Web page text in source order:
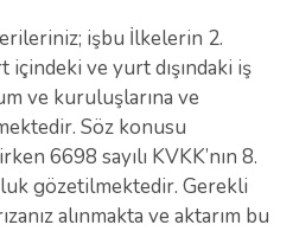
işbu İlkelerin 2.
içindeki ve yurt dışındaki iş
ve kuruluşlarına ve
Söz konusu
6698 sayılı KVKK’nın 8.
gözetilmektedir. Gerekli
alınmakta ve aktarım bu